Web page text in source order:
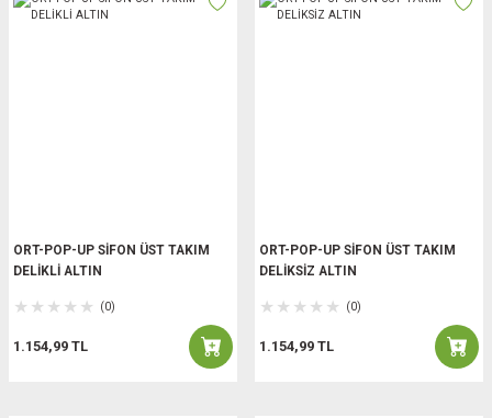
ORT-POP-UP SİFON ÜST TAKIM
DELİKLİ ALTIN
(0)
1.154,99 TL
ORT-POP-UP SİFON ÜST TAKIM
DELİKSİZ ALTIN
(0)
1.154,99 TL